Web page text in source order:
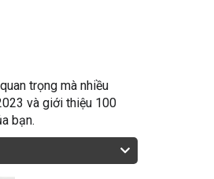
trọng mà nhiều
và giới thiệu 100
bạn.